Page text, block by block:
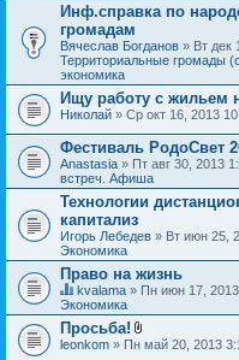
Инф.справка по
громадам
Вячеслав Богданов » Вт дек
Территориальные громады
экономика
Ищу работу с жильем
Николай » Ср окт 16, 2013
Фестиваль РодоСвет
Anastasia » Пт авг 30, 2013
встреч. Афиша
Технологии
капитализ
Игорь Лебедев » Вт июн 25,
Экономика
Право на жизнь
Д
а
н
н
kvalama » Пн июн 17,
Экономика
Просьба!
В
leonkom » Пн май 20, 2013